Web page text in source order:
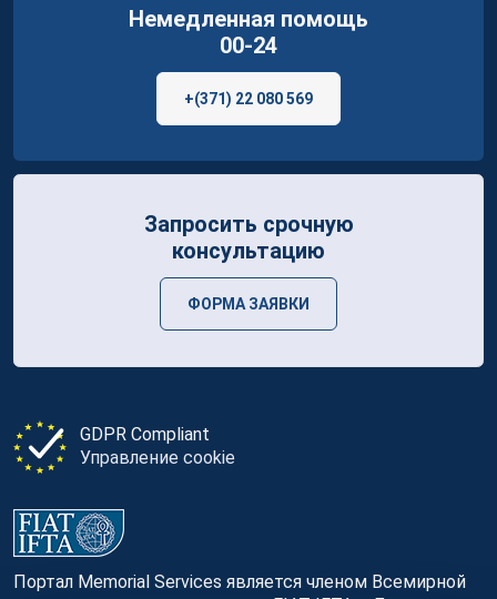
GDPR Compliant
Управление cookie
Портал Memorial Services является членом Всемирной
Немедленная помощь
00-24
+(371) 22 080 569
Запросить срочную
консультацию
ФОРМА ЗАЯВКИ